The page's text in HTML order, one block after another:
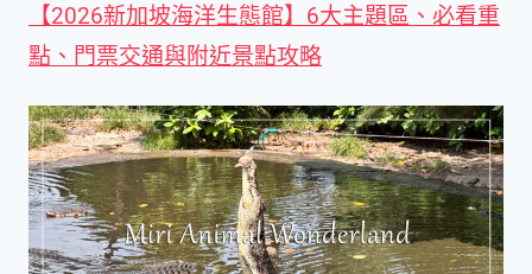
【2026新加坡海洋生態館】6大主題區、必看重
點、門票交通與附近景點攻略